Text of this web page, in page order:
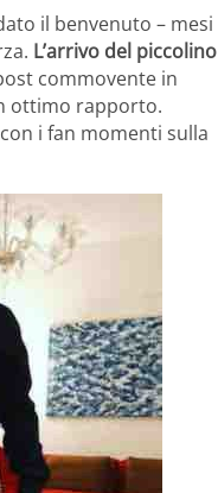
il benvenuto – mesi
L’arrivo del piccolino
commovente in
ottimo rapporto.
i fan momenti sulla